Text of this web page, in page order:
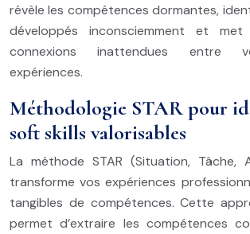
révèle les compétences dormantes,
développés inconsciemment et
connexions inattendues entre
expériences.
Méthodologie STAR pour
soft skills valorisables
La méthode STAR (Situation, Tâche,
transforme vos expériences
tangibles de compétences. Cette
permet d’extraire les compétences